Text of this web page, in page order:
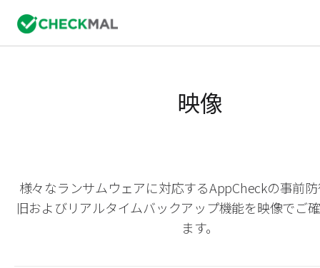
映像
様々なランサムウェアに対応するAppCheckの事前
旧およびリアルタイムバックアップ機能を映像でご
ます。